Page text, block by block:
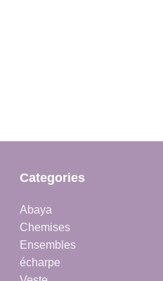
Categories
Abaya
Chemises
Ensembles
écharpe